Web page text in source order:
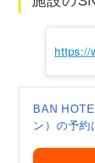
https://
BAN
ン）の予約